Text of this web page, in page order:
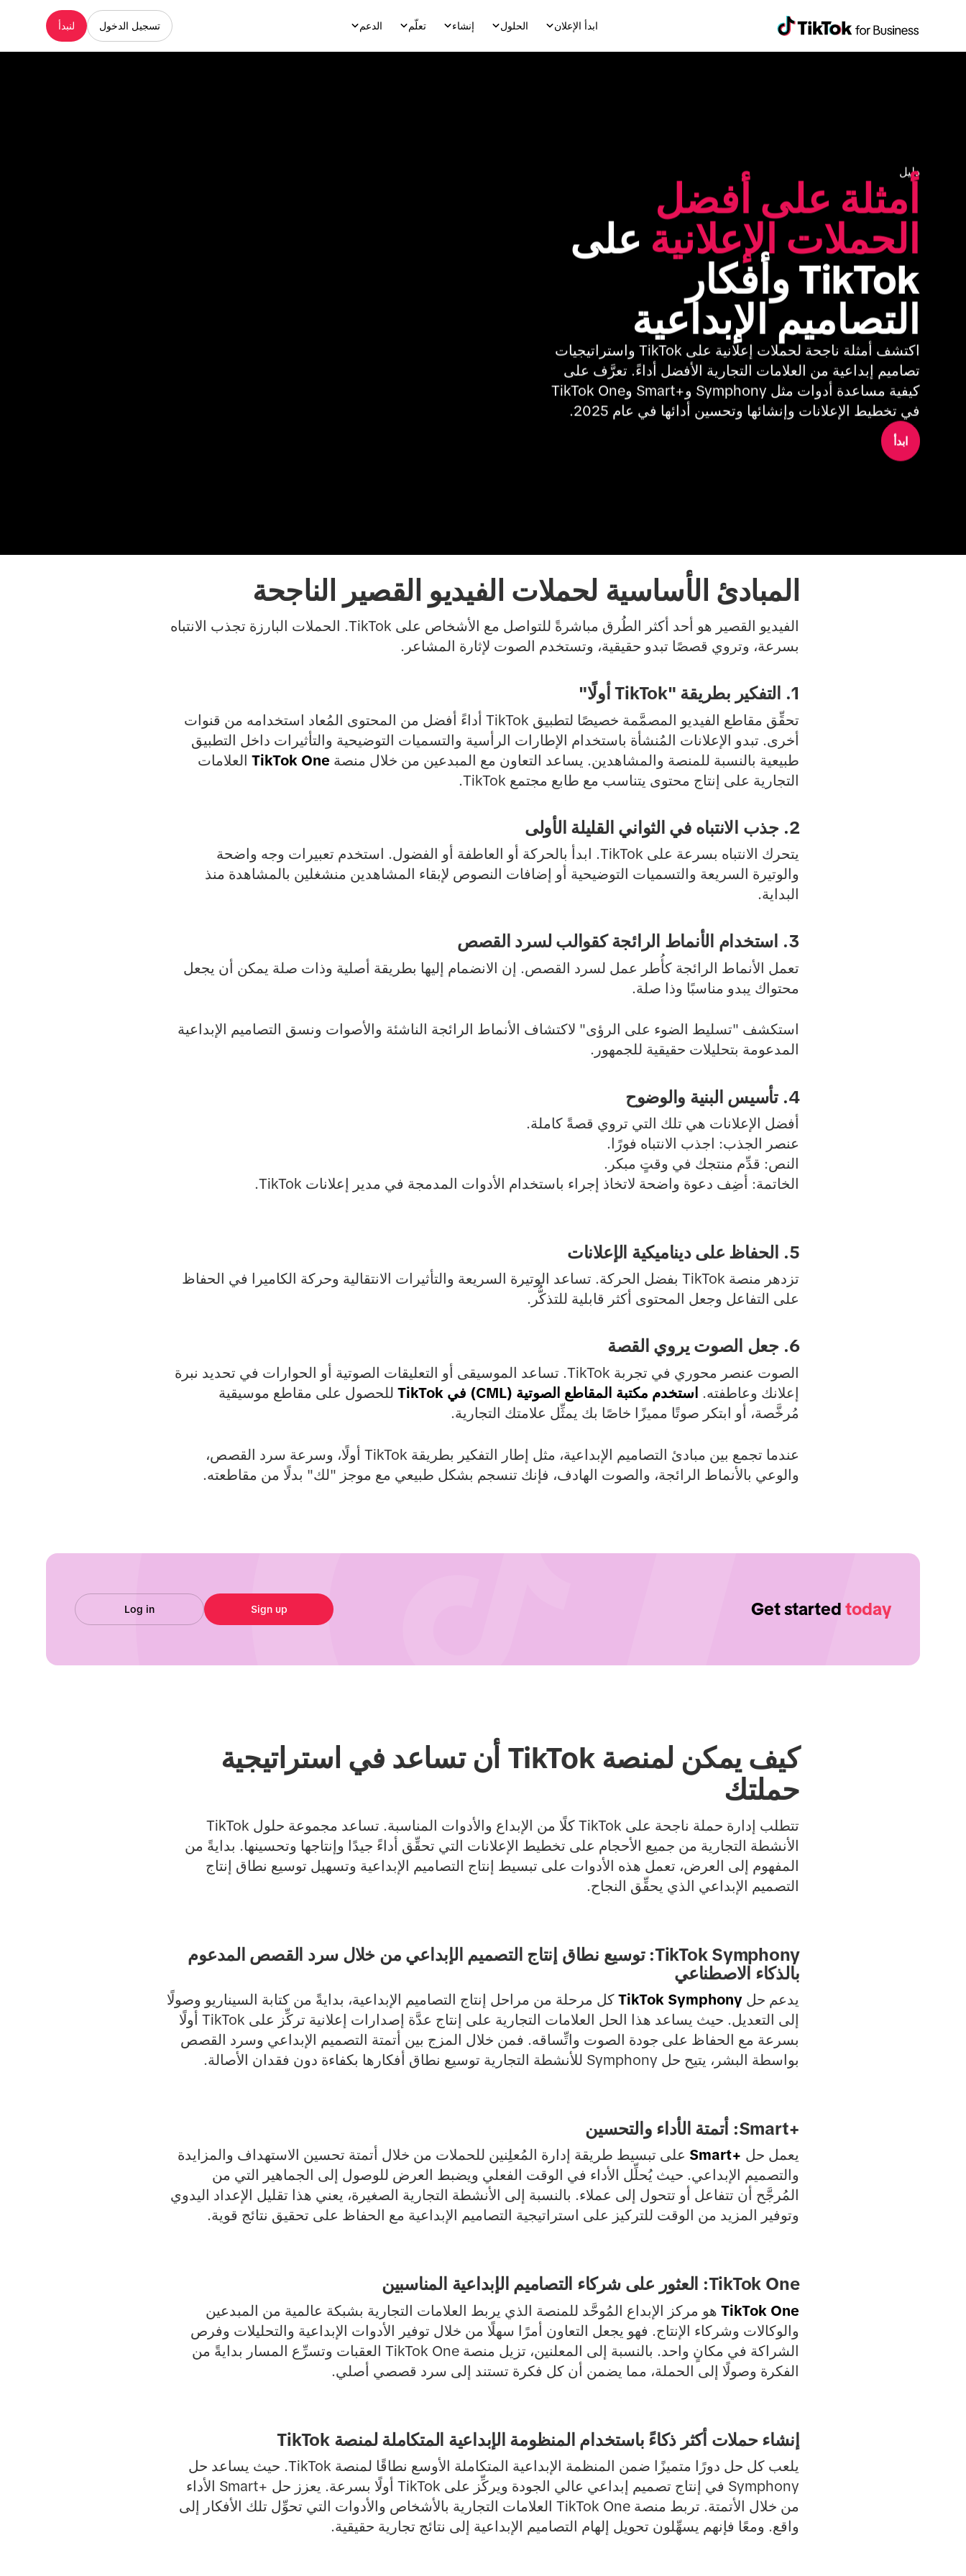
ابدأ الإعلان الحلول إنشاء تعلّم الدعم تسجيل الدخول لنبدأ
دليل
الحملات الإعلانية
التصاميم الإبداعية
في تخطيط الإعلانات وإنشائها وتحسين أدائها في عام 2025.
ابدأ
المبادئ الأساسية لحملات الفيديو القصير الناجحة
الفيديو القصير هو أحد أكثر الطُرق مباشرةً للتواصل مع الأشخاص على TikTok. الحملات البارزة تجذب الانتباه
بسرعة، وتروي قصصًا تبدو حقيقية، وتستخدم الصوت لإثارة المشاعر.
1. التفكير بطريقة "TikTok أولًا"
تحقِّق مقاطع الفيديو المصمَّمة خصيصًا لتطبيق TikTok أداءً أفضل من المحتوى المُعاد استخدامه من قنوات
أخرى. تبدو الإعلانات المُنشأة باستخدام الإطارات الرأسية والتسميات التوضيحية والتأثيرات داخل التطبيق
طبيعية بالنسبة للمنصة والمشاهدين. يساعد التعاون مع المبدعين من خلال منصة TikTok Oneالعلامات
التجارية على إنتاج محتوى يتناسب مع طابع مجتمع TikTok.
2. جذب الانتباه في الثواني القليلة الأولى
يتحرك الانتباه بسرعة على TikTok. ابدأ بالحركة أو العاطفة أو الفضول. استخدم تعبيرات وجه واضحة
والوتيرة السريعة والتسميات التوضيحية أو إضافات النصوص لإبقاء المشاهدين منشغلين بالمشاهدة منذ
البداية.
3. استخدام الأنماط الرائجة كقوالب لسرد القصص
تعمل الأنماط الرائجة كأُطر عمل لسرد القصص. إن الانضمام إليها بطريقة أصلية وذات صلة يمكن أن يجعل
محتواك يبدو مناسبًا وذا صلة.
استكشف "تسليط الضوء على الرؤى" لاكتشاف الأنماط الرائجة الناشئة والأصوات ونسق التصاميم الإبداعية
المدعومة بتحليلات حقيقية للجمهور.
4. تأسيس البنية والوضوح
أفضل الإعلانات هي تلك التي تروي قصةً كاملة.
عنصر الجذب: اجذب الانتباه فورًا.
النص: قدِّم منتجك في وقتٍ مبكر.
الخاتمة: أضِف دعوة واضحة لاتخاذ إجراء باستخدام الأدوات المدمجة في مدير إعلانات TikTok.
5. الحفاظ على ديناميكية الإعلانات
تزدهر منصة TikTok بفضل الحركة. تساعد الوتيرة السريعة والتأثيرات الانتقالية وحركة الكاميرا في الحفاظ
على التفاعل وجعل المحتوى أكثر قابلية للتذكُّر.
6. جعل الصوت يروي القصة
الصوت عنصر محوري في تجربة TikTok. تساعد الموسيقى أو التعليقات الصوتية أو الحوارات في تحديد نبرة
إعلانك وعاطفته. استخدم مكتبة المقاطع الصوتية (CML) في TikTok
للحصول على مقاطع موسيقية
مُرخَّصة، أو ابتكر صوتًا مميزًا خاصًا بك يمثِّل علامتك التجارية.
عندما تجمع بين مبادئ التصاميم الإبداعية، مثل إطار التفكير بطريقة TikTok أولًا، وسرعة سرد القصص،
والوعي بالأنماط الرائجة، والصوت الهادف، فإنك تنسجم بشكل طبيعي مع موجز "لك" بدلًا من مقاطعته.
Get started today
Sign up
Log in
كيف يمكن لمنصة TikTok أن تساعد في استراتيجية
حملتك
تتطلب إدارة حملة ناجحة على TikTok كلًا من الإبداع والأدوات المناسبة. تساعد مجموعة حلول TikTok
الأنشطة التجارية من جميع الأحجام على تخطيط الإعلانات التي تحقِّق أداءً جيدًا وإنتاجها وتحسينها. بدايةً من
المفهوم إلى العرض، تعمل هذه الأدوات على تبسيط إنتاج التصاميم الإبداعية وتسهيل توسيع نطاق إنتاج
التصميم الإبداعي الذي يحقِّق النجاح.
TikTok Symphony: توسيع نطاق إنتاج التصميم الإبداعي من خلال سرد القصص المدعوم
بالذكاء الاصطناعي
يدعم حل TikTok Symphonyكل مرحلة من مراحل إنتاج التصاميم الإبداعية، بدايةً من كتابة السيناريو وصولًا
إلى التعديل. حيث يساعد هذا الحل العلامات التجارية على إنتاج عدَّة إصدارات إعلانية تركِّز على TikTok أولًا
بسرعة مع الحفاظ على جودة الصوت واتِّساقه. فمن خلال المزج بين أتمتة التصميم الإبداعي وسرد القصص
بواسطة البشر، يتيح حل Symphony للأنشطة التجارية توسيع نطاق أفكارها بكفاءة دون فقدان الأصالة.
Smart+‎: أتمتة الأداء والتحسين
يعمل حل Smart+‎ على تبسيط طريقة إدارة المُعلِنين للحملات من خلال أتمتة تحسين الاستهداف والمزايدة
والتصميم الإبداعي. حيث يُحلِّل الأداء في الوقت الفعلي ويضبط العرض للوصول إلى الجماهير التي من
المُرجَّح أن تتفاعل أو تتحول إلى عملاء. بالنسبة إلى الأنشطة التجارية الصغيرة، يعني هذا تقليل الإعداد اليدوي
وتوفير المزيد من الوقت للتركيز على استراتيجية التصاميم الإبداعية مع الحفاظ على تحقيق نتائج قوية.
TikTok One: العثور على شركاء التصاميم الإبداعية المناسبين
TikTok Oneهو مركز الإبداع المُوحَّد للمنصة الذي يربط العلامات التجارية بشبكة عالمية من المبدعين
والوكالات وشركاء الإنتاج. فهو يجعل التعاون أمرًا سهلًا من خلال توفير الأدوات الإبداعية والتحليلات وفرص
الشراكة في مكانٍ واحد. بالنسبة إلى المعلنين، تزيل منصة TikTok One العقبات وتسرِّع المسار بدايةً من
الفكرة وصولًا إلى الحملة، مما يضمن أن كل فكرة تستند إلى سرد قصصي أصلي.
إنشاء حملات أكثر ذكاءً باستخدام المنظومة الإبداعية المتكاملة لمنصة TikTok
يلعب كل حل دورًا متميزًا ضمن المنظمة الإبداعية المتكاملة الأوسع نطاقًا لمنصة TikTok. حيث يساعد حل
Symphony في إنتاج تصميم إبداعي عالي الجودة ويركِّز على TikTok أولًا بسرعة. يعزز حل Smart+‎ الأداء
من خلال الأتمتة. تربط منصة TikTok One العلامات التجارية بالأشخاص والأدوات التي تحوِّل تلك الأفكار إلى
واقع. ومعًا فإنهم يسهِّلون تحويل إلهام التصاميم الإبداعية إلى نتائج تجارية حقيقية.